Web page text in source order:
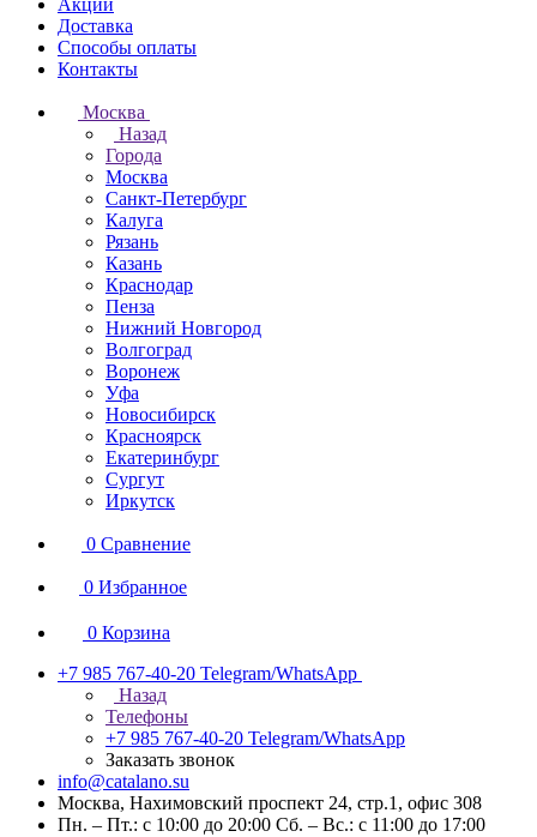
Акции
Доставка
Способы оплаты
Контакты
Москва
Назад
Города
Москва
Санкт-Петербург
Калуга
Рязань
Казань
Краснодар
Пенза
Нижний Новгород
Волгоград
Воронеж
Уфа
Новосибирск
Красноярск
Екатеринбург
Сургут
Иркутск
0 Сравнение
0 Избранное
0 Корзина
+7 985 767-40-20 Telegram/WhatsApp
Назад
Телефоны
+7 985 767-40-20 Telegram/WhatsApp
Заказать звонок
info@catalano.su
Москва, Нахимовский проспект 24, стр.1, офис 308
Пн. – Пт.: с 10:00 до 20:00 Сб. – Вс.: с 11:00 до 17:00